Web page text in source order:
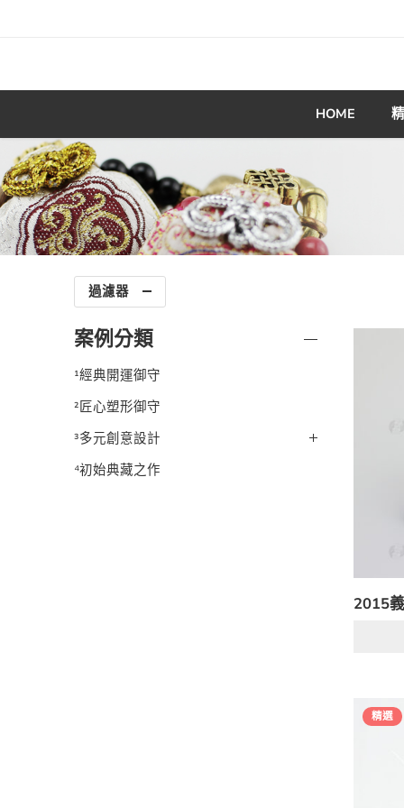
HOME
過濾器
2015
精選
案例分類
¹經典開運御守
²匠心塑形御守
³多元創意設計
⁴初始典藏之作